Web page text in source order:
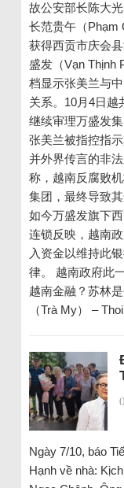
故公安部长陈大
长范贵午（Phạm
获得西贡市庆会
盛发（Vạn Thịnh
档显示张美兰与
关系。10月4日越
继续审理万盛发
张美兰被指控指
并外界传言的非
称，越南反腐败
集团，最终导致
如今万盛发旗下
连锁反映，越南
入资金以维持此
律。 越南政府此
越南金融？苏林
（Trà My） –
Ngày 7/10, báo
Hạnh về nhà: